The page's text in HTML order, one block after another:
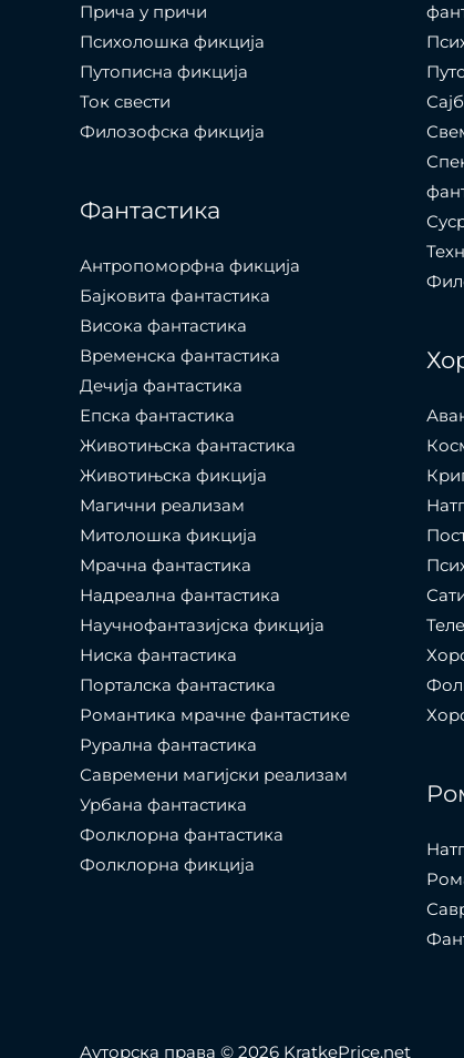
Прича у причи
Психолошкa фикција
Путописна фикција
Ток свести
Филозофска фикција
Фантастика
Антропоморфна фикција
Бајковита фантастика
Висока фантастика
Временска фантастика
Дечија фантастика
Епска фантастика
Животињска фантастика
Животињска фикција
Магични реализам
Митолошка фикција
Мрачна фантастика
Надреална фантастика
Научнофантазијска фикција
Ниска фантастика
Порталска фантастика​
Романтика мрачне фантастике
Рурална фантастика
Савремени магијски реализам
Урбана фантастика
Фолклорна фантастика
Фолклорна фикција
Ауторска права © 2026 KratkePrice.net